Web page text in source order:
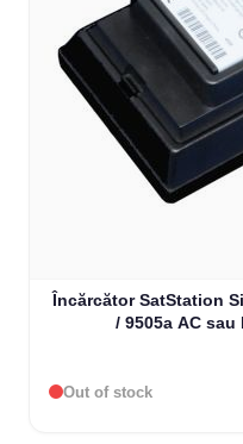
Încărcător SatStation
/ 9505a AC sau
Out of stock